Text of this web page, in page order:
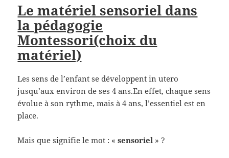
Le matériel sensoriel dans
la pédagogie
Montessori(choix du
matériel)
Les sens de l’enfant se développent in utero
jusqu’aux environ de ses 4 ans.En effet, chaque sens
évolue à son rythme, mais à 4 ans, l’essentiel est en
place.
Mais que signifie le mot : «sensoriel » ?